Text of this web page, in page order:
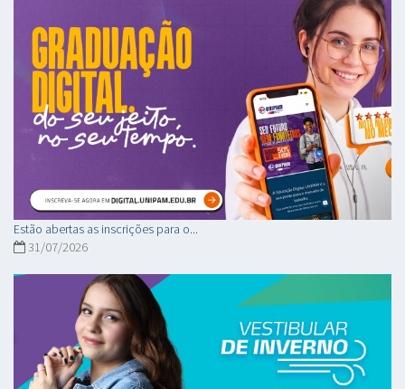
Estão abertas as inscrições para o...
31/07/2026